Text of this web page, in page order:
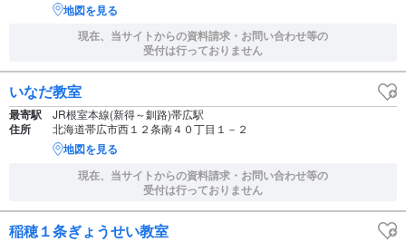
地図を見る
現在、当サイトからの資料請求・お問い合わせ等の
受付は行っておりません
いなだ教室
最寄駅 JR根室本線(新得～釧路)帯広駅
住所 北海道帯広市西１２条南４０丁目１－２
地図を見る
現在、当サイトからの資料請求・お問い合わせ等の
受付は行っておりません
稲穂１条ぎょうせい教室